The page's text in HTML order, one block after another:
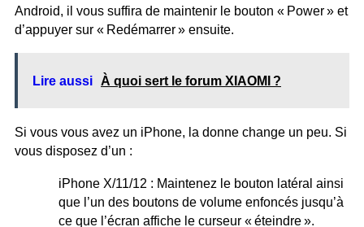
Android, il vous suffira de maintenir le bouton « Power » et
d’appuyer sur « Redémarrer » ensuite.
Lire aussi À quoi sert le forum XIAOMI ?
Si vous vous avez un iPhone, la donne change un peu. Si
vous disposez d’un :
iPhone X/11/12 : Maintenez le bouton latéral ainsi
que l’un des boutons de volume enfoncés jusqu’à
ce que l’écran affiche le curseur « éteindre ».